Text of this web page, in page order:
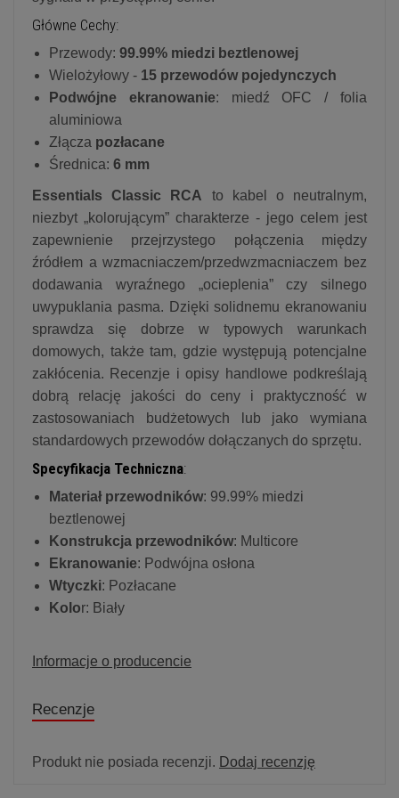
Główne Cechy:
Przewody: 99.99% miedzi beztlenowej
Wielożyłowy - 15 przewodów pojedynczych
Podwójne ekranowanie: miedź OFC / folia
aluminiowa
Złącza pozłacane
Średnica: 6 mm
Essentials Classic RCA to kabel o neutralnym,
niezbyt „kolorującym” charakterze - jego celem jest
zapewnienie przejrzystego połączenia między
źródłem a wzmacniaczem/przedwzmacniaczem bez
dodawania wyraźnego „ocieplenia” czy silnego
uwypuklania pasma. Dzięki solidnemu ekranowaniu
sprawdza się dobrze w typowych warunkach
domowych, także tam, gdzie występują potencjalne
zakłócenia. Recenzje i opisy handlowe podkreślają
dobrą relację jakości do ceny i praktyczność w
zastosowaniach budżetowych lub jako wymiana
standardowych przewodów dołączanych do sprzętu.
Specyfikacja Techniczna:
Materiał przewodników: 99.99% miedzi
beztlenowej
Konstrukcja przewodników: Multicore
Ekranowanie: Podwójna osłona
Wtyczki: Pozłacane
Kolor: Biały
Informacje o producencie
Recenzje
Produkt nie posiada recenzji. Dodaj recenzję